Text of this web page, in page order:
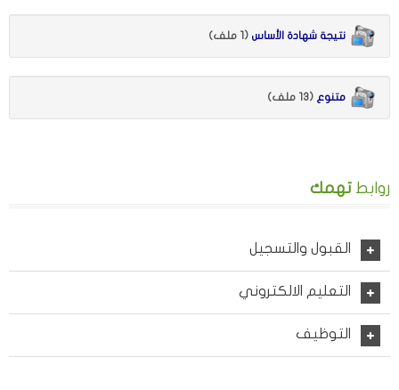
نتيجة شهادة الأساس (1 ملف)
متنوع (13 ملف)
روابط تهمك
القبول والتسجيل
التعليم الالكتروني
التوظيف